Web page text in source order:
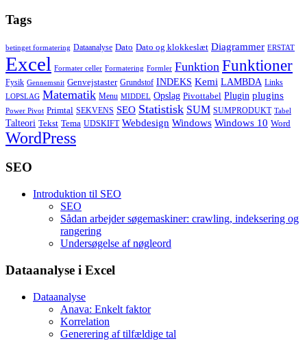
Tags
betinget formatering Dataanalyse Dato Dato og klokkeslæt Diagrammer ERSTAT
Excel Formater celler Formatering Formler Funktion Funktioner
Fysik Gennemsnit Genvejstaster Grundstof INDEKS Kemi LAMBDA Links
LOPSLAG Matematik Menu MIDDEL Opslag Pivottabel Plugin plugins
Power Pivot Primtal SEKVENS SEO Statistisk SUM SUMPRODUKT Tabel
Talteori Tekst Tema UDSKIFT Webdesign Windows Windows 10 Word
WordPress
SEO
Introduktion til SEO
SEO
Sådan arbejder søgemaskiner: crawling, indeksering og
rangering
Undersøgelse af nøgleord
Dataanalyse i Excel
Dataanalyse
Anava: Enkelt faktor
Korrelation
Generering af tilfældige tal